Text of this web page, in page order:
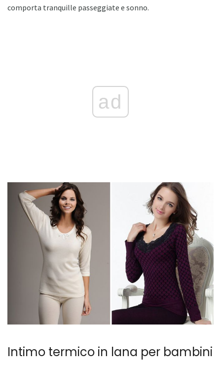
comporta tranquille passeggiate e sonno.
ad
Intimo termico in lana per bambini